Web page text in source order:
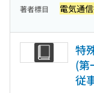
著者標目 電気通
特
(第
従